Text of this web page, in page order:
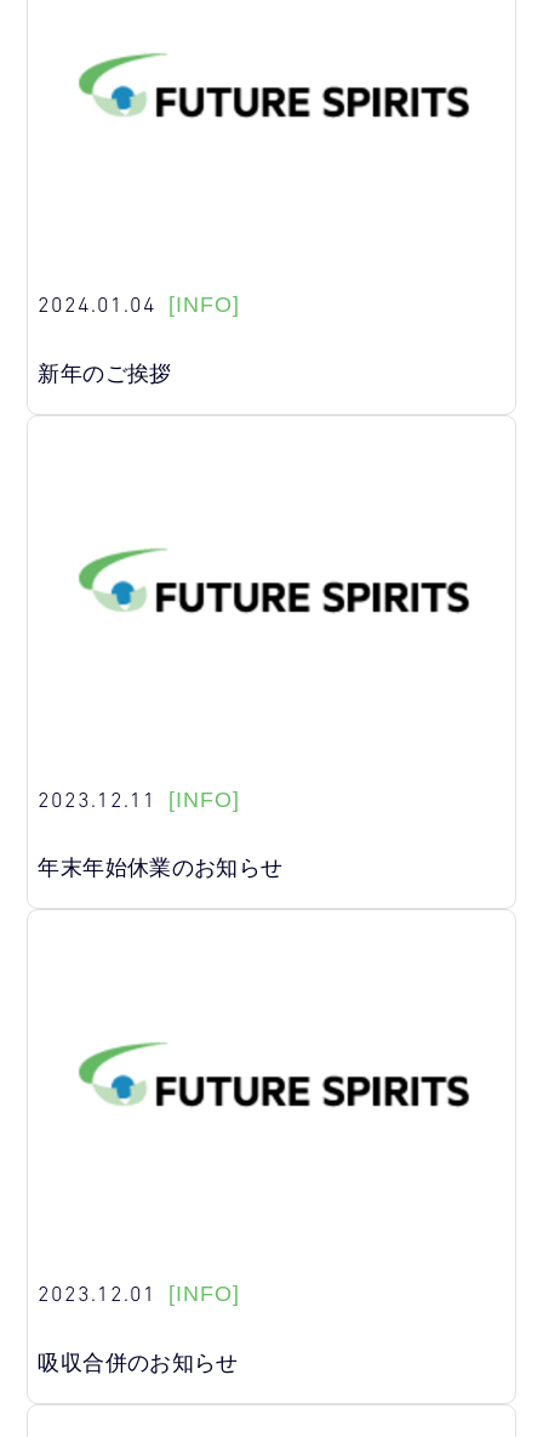
2024.01.04 [INFO]
新年のご挨拶
2023.12.11 [INFO]
年末年始休業のお知らせ
2023.12.01 [INFO]
吸収合併のお知らせ